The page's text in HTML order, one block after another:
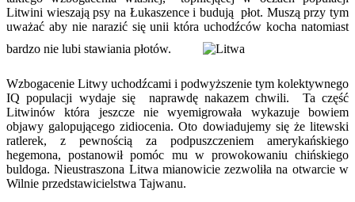
Litwini wieszają psy na Łukaszence i budują płot. Muszą przy tym
uważać aby nie narazić się unii która uchodźców kocha natomiast
bardzo nie lubi stawiania płotów.
Wzbogacenie Litwy uchodźcami i podwyższenie tym kolektywnego
IQ populacji wydaje się naprawdę nakazem chwili. Ta część
Litwinów która jeszcze nie wyemigrowała wykazuje bowiem
objawy galopującego zidiocenia. Oto dowiadujemy się że litewski
ratlerek, z pewnością za podpuszczeniem amerykańskiego
hegemona, postanowił pomóc mu w prowokowaniu chińskiego
buldoga. Nieustraszona Litwa mianowicie zezwoliła na otwarcie w
Wilnie przedstawicielstwa Tajwanu.